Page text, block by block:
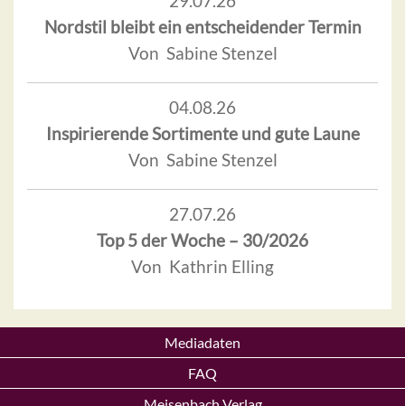
Nordstil bleibt ein entscheidender Termin
Von Sabine Stenzel
04.08.26
Inspirierende Sortimente und gute Laune
Von Sabine Stenzel
27.07.26
Top 5 der Woche – 30/2026
Von Kathrin Elling
Mediadaten
FAQ